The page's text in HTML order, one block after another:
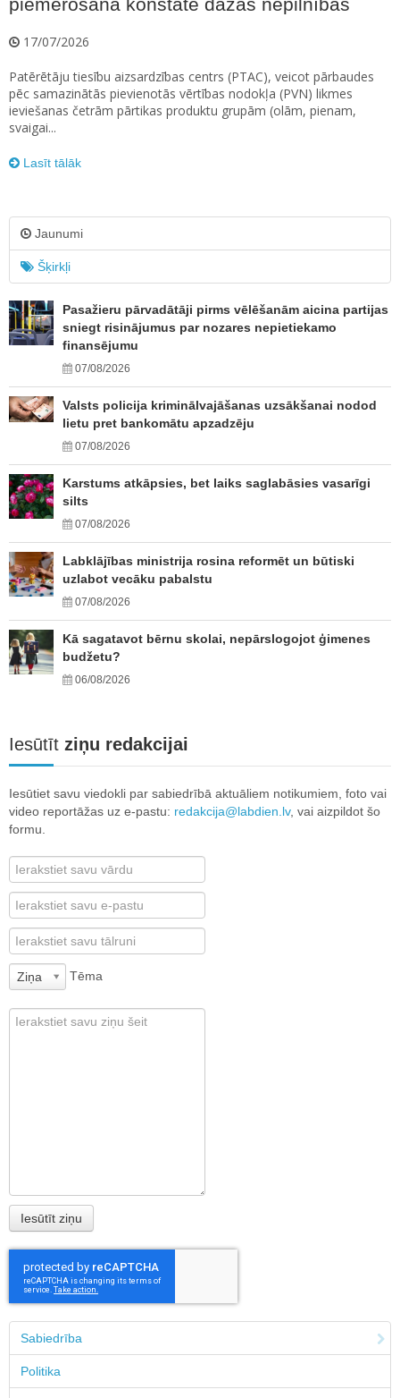
piemērošanā konstatē dažas nepilnības
17/07/2026
Patērētāju tiesību aizsardzības centrs (PTAC), veicot pārbaudes
pēc samazinātās pievienotās vērtības nodokļa (PVN) likmes
ieviešanas četrām pārtikas produktu grupām (olām, pienam,
svaigai...
Lasīt tālāk
Jaunumi
Šķirkļi
Pasažieru pārvadātāji pirms vēlēšanām aicina partijas
sniegt risinājumus par nozares nepietiekamo
finansējumu
07/08/2026
Valsts policija kriminālvajāšanas uzsākšanai nodod
lietu pret bankomātu apzadzēju
07/08/2026
Karstums atkāpsies, bet laiks saglabāsies vasarīgi
silts
07/08/2026
Labklājības ministrija rosina reformēt un būtiski
uzlabot vecāku pabalstu
07/08/2026
Kā sagatavot bērnu skolai, nepārslogojot ģimenes
budžetu?
06/08/2026
Iesūtīt ziņu redakcijai
Iesūtiet savu viedokli par sabiedrībā aktuāliem notikumiem, foto vai
video reportāžas uz e-pastu: redakcija@labdien.lv, vai aizpildot šo
formu.
Ziņa Tēma
Sabiedrība
Politika